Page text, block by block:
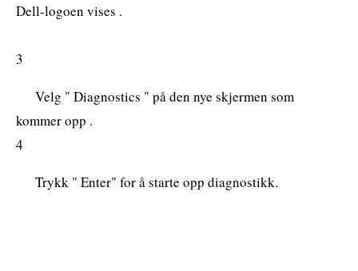
Dell-logoen vises .
3
Velg " Diagnostics " på den nye skjermen som
kommer opp .
4
Trykk " Enter" for å starte opp diagnostikk.